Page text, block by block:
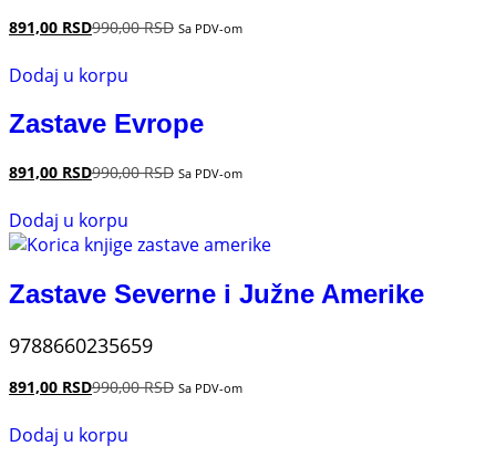
891,00 RSD990,00RSD Sa PDV-om
Dodaj u korpu
Zastave Evrope
891,00 RSD990,00RSD Sa PDV-om
Dodaj u korpu
Zastave Severne i Južne Amerike
9788660235659
891,00 RSD990,00RSD Sa PDV-om
Dodaj u korpu